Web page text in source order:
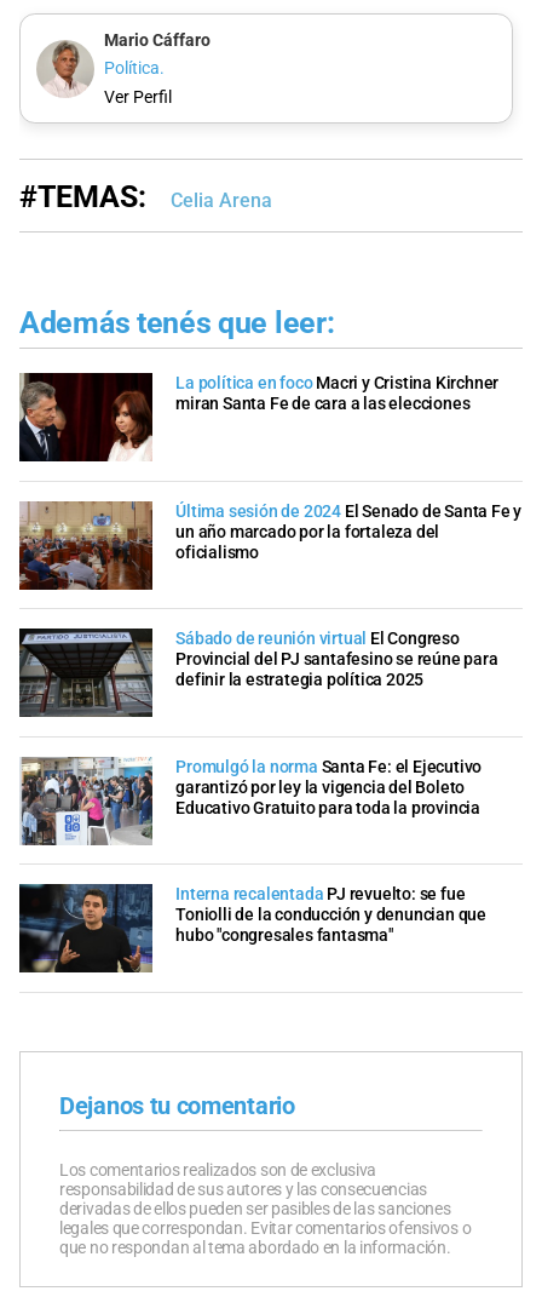
Mario Cáffaro
Política.
Ver Perfil
#TEMAS: Celia Arena
Además tenés que leer:
La política en foco Macri y Cristina Kirchner
miran Santa Fe de cara a las elecciones
Última sesión de 2024 El Senado de Santa Fe y
un año marcado por la fortaleza del
oficialismo
Sábado de reunión virtual El Congreso
Provincial del PJ santafesino se reúne para
definir la estrategia política 2025
Promulgó la norma Santa Fe: el Ejecutivo
garantizó por ley la vigencia del Boleto
Educativo Gratuito para toda la provincia
Interna recalentada PJ revuelto: se fue
Toniolli de la conducción y denuncian que
hubo "congresales fantasma"
Dejanos tu comentario
Los comentarios realizados son de exclusiva
responsabilidad de sus autores y las consecuencias
derivadas de ellos pueden ser pasibles de las sanciones
legales que correspondan. Evitar comentarios ofensivos o
que no respondan al tema abordado en la información.